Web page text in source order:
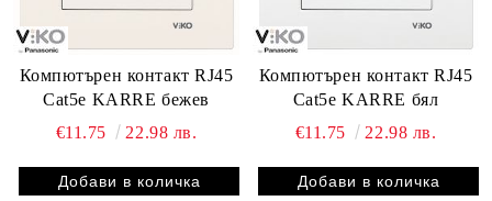
Компютърен контакт RJ45
Cat5e KARRE бежев
€11.75
22.98 лв.
Компютърен контакт RJ45
Cat5e KARRE бял
€11.75
22.98 лв.